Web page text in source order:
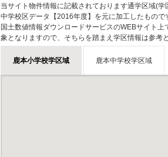
当サイト物件情報に記載されております通学区域(
中学校区データ【2016年度】を元に加工したもので
国土数値情報ダウンロードサービスのWEBサイト
象となりますので、そちらを踏まえ学区情報は参考
鹿本小学校学区域 鹿本中学校学区域